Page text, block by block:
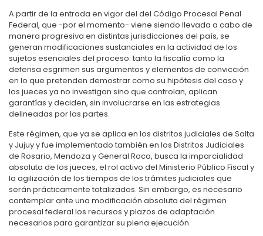
A partir de la entrada en vigor del del Código Procesal Penal
Federal, que -por el momento- viene siendo llevada a cabo de
manera progresiva en distintas jurisdicciones del país, se
generan modificaciones sustanciales en la actividad de los
sujetos esenciales del proceso: tanto la fiscalía como la
defensa esgrimen sus argumentos y elementos de convicción
en lo que pretenden demostrar como su hipótesis del caso y
los jueces ya no investigan sino que controlan, aplican
garantías y deciden, sin involucrarse en las estrategias
delineadas por las partes.
Este régimen, que ya se aplica en los distritos judiciales de Salta
y Jujuy y fue implementado también en los Distritos Judiciales
de Rosario, Mendoza y General Roca, busca la imparcialidad
absoluta de los jueces, el rol activo del Ministerio Público Fiscal y
la agilización de los tiempos de los trámites judiciales que
serán prácticamente totalizados. Sin embargo, es necesario
contemplar ante una modificación absoluta del régimen
procesal federal los recursos y plazos de adaptación
necesarios para garantizar su plena ejecución.